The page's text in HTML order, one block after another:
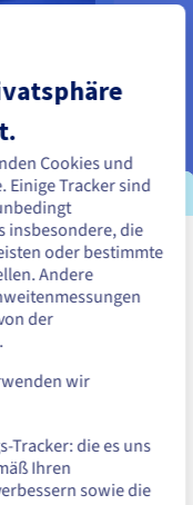
Ihrer
Backups
vor
Bedrohungen
und
Bedarf
bestens gerüstet,um
arbeiten zu
müssen Sie
und dort einen
- $
Cookies und
Einige Tracker sind
insbesondere, die
oder bestimmte
Andere
der
wir
Tracker: die es uns
Ihren
sowie die